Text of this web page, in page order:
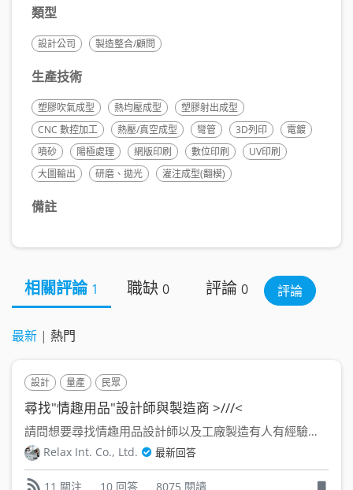
類型
設計公司 製造整合/顧問
生產技術
塑膠吹氣成型 熱均壓成型
塑膠射出成型
CNC 數控加工
熱壓/真空成型 彎管 3D列印
電鍍
噴砂
陽極處理 網版印刷 數位印刷
UV印刷
大圖輸出
研磨、拋光 灌注成型(翻模)
備註
相關評論 1 職缺 0 評論 0 評論
最新 | 熱門
設計 量產 民眾
尋找"情趣用品"設計師與製造商 >///<
請問想要尋找情趣用品設計師以及工廠製造有人有經驗嗎?或是可以...
Relax Int. Co., Ltd. 最新回答
11 關注 10 回答 8075 閱讀